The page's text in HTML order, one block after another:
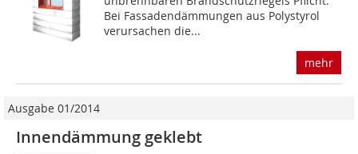
Bei Fassadendämmungen aus Polystyrol
verursachen die...
mehr
Ausgabe 01/2014
Innendämmung geklebt